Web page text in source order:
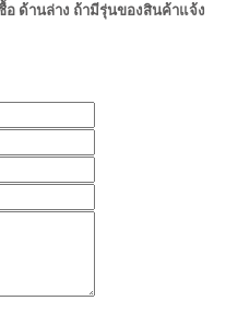
อ ด้านล่าง ถ้ามีรุ่นของสินค้าแจ้ง